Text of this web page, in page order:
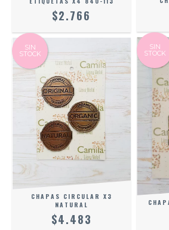
$2.766
SIN
STOCK
CHAPAS CIRCULAR X3
NATURAL
$4.483
SIN
STOCK